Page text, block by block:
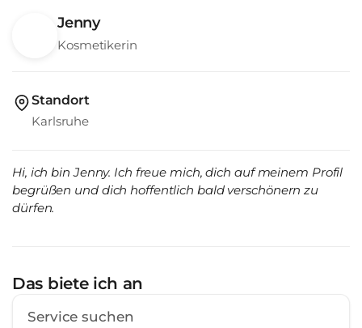
Jenny
Kosmetikerin
Standort
Karlsruhe
Hi, ich bin Jenny. Ich freue mich, dich auf meinem Profil
begrüßen und dich hoffentlich bald verschönern zu
dürfen.
Das biete ich an